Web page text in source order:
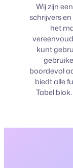
Wij zijn
schrijvers
het
kunt
boordevol
biedt alle
Tabel